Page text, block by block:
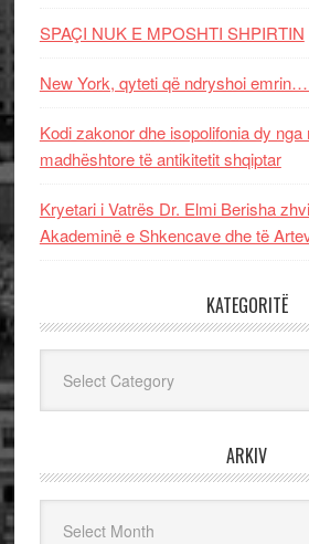
SPAÇI NUK E MPOSHTI SHPIRTIN
New York, qyteti që ndryshoi
Kodi zakonor dhe isopolifonia dy
madhështore të antikitetit shqiptar
Kryetari i Vatrës Dr. Elmi Berisha
Akademinë e Shkencave dhe të
KATEGORITË
ARKIV